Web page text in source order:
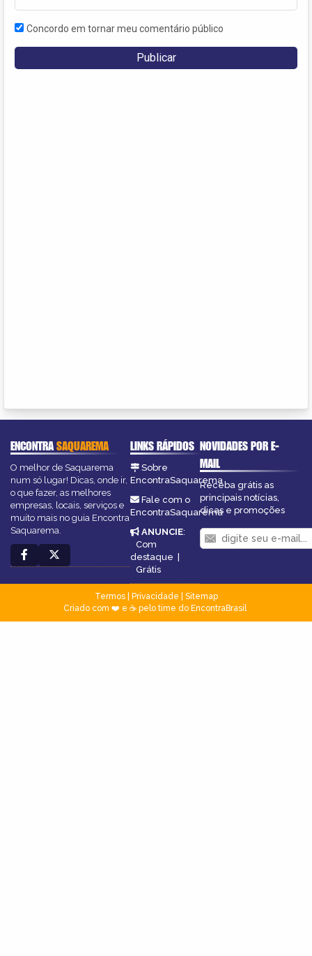
Concordo em tornar meu comentário público
ENCONTRASAQUAREMA
O melhor de Saquarema
num só lugar! Dicas, onde ir,
o que fazer, as melhores
empresas, locais, serviços e
muito mais no guia Encontra
Saquarema.
LINKS RÁPIDOS
Sobre
EncontraSaquarema
Fale com o
EncontraSaquarema
ANUNCIE:
Com
destaque
Grátis
NOVIDADES POR E-
MAIL
Receba grátis as
principais notícias,
dicas e promoções
Termos| Privacidade
Sitemap
Criado com ❤️ e ☕ pelo time do EncontraBrasil